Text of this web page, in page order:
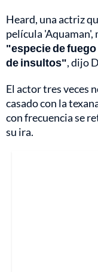
Heard, una actriz
película 'Aquaman',
"especie de
de insultos", dijo
El actor tres veces
casado con la
con frecuencia se
su ira.